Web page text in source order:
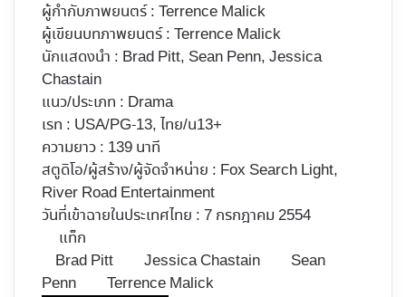
ผู้กำกับภาพยนตร์ : Terrence Malick
ผู้เขียนบทภาพยนตร์ : Terrence Malick
นักแสดงนำ : Brad Pitt, Sean Penn, Jessica
Chastain
แนว/ประเภท : Drama
เรท : USA/PG-13, ไทย/น13+
ความยาว : 139 นาที
สตูดิโอ/ผู้สร้าง/ผู้จัดจำหน่าย : Fox Search Light,
River Road Entertainment
วันที่เข้าฉายในประเทศไทย : 7 กรกฎาคม 2554
แท็ก
Brad Pitt
Jessica Chastain
Sean
Penn
Terrence Malick